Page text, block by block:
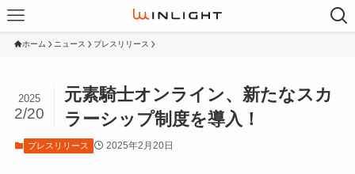
ホーム ニュース プレスリリース
元素騎士オンライン、新たなスカ
ラーシップ制度を導入！
2025
2/20
プレスリリース 2025年2月20日